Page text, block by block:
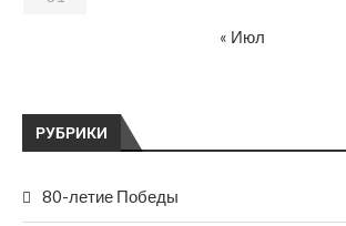
РУБРИКИ
80-летие Победы
« Июл